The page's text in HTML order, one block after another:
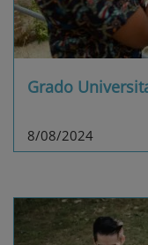
Grado
8/08/2024